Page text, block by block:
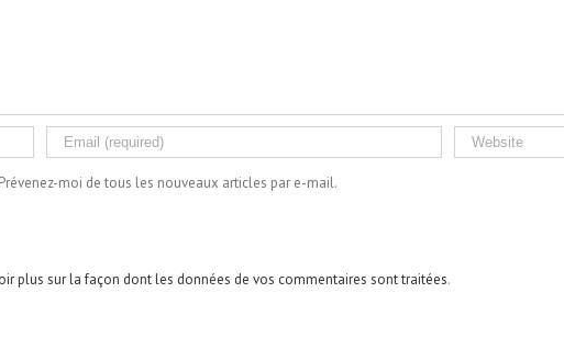
Prévenez-moi de tous les nouveaux articles par e-mail.
plus sur la façon dont les données de vos commentaires sont traitées.